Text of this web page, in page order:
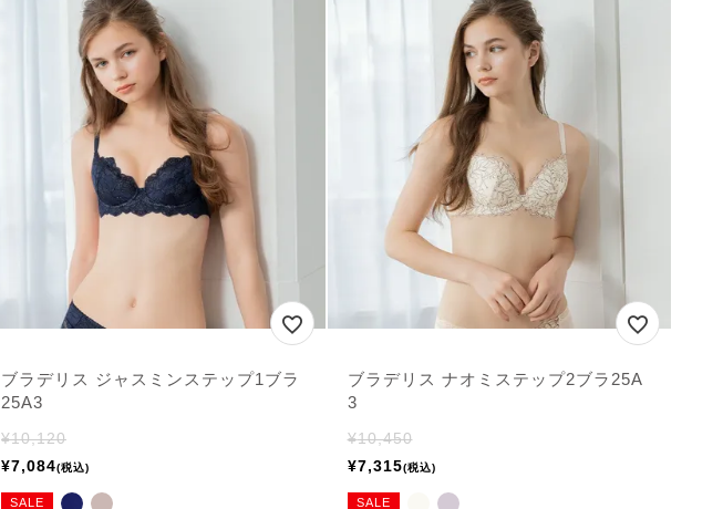
ブラデリス ジャスミンステップ1ブラ
25A3
¥10,120
¥7,084 税込
SALE
ブラデリス ナオミステップ2ブラ25A
3
¥10,450
¥7,315 税込
SALE